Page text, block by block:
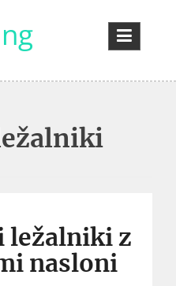
ležalniki z
nasloni